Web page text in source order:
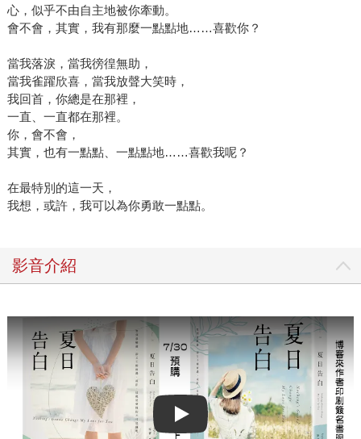
心，似乎不由自主地被你牽動。
會不會，其實，我有那麼一點點地……喜歡你？
當我落淚，當我徬徨無助，
當我雀躍欣喜，當我放聲大笑時，
我回首，你總是在那裡，
一直、一直都在那裡。
你，會不會，
其實，也有一點點、一點點地……喜歡我呢？
在最特別的這一天，
我想，或許，我可以為你勇敢一點點。
影音介紹
Play video